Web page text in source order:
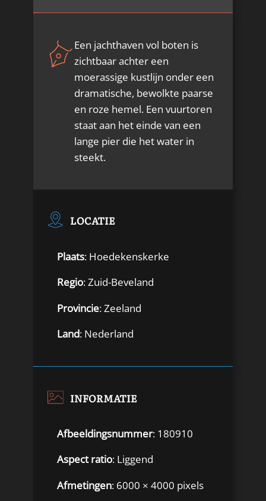
Een jachthaven vol boten is
zichtbaar achter een
moerassige kustlijn onder een
dramatische, bewolkte paarse
en roze hemel. Een vuurtoren
staat aan het einde van een
lange pier die het water in
steekt.
LOCATIE
Plaats: Hoedekenskerke
Regio: Zuid-Beveland
Provincie: Zeeland
Land: Nederland
INFORMATIE
Afbeeldingsnummer: 180910
Aspect ratio: Liggend
Afmetingen: 6000 × 4000 pixels